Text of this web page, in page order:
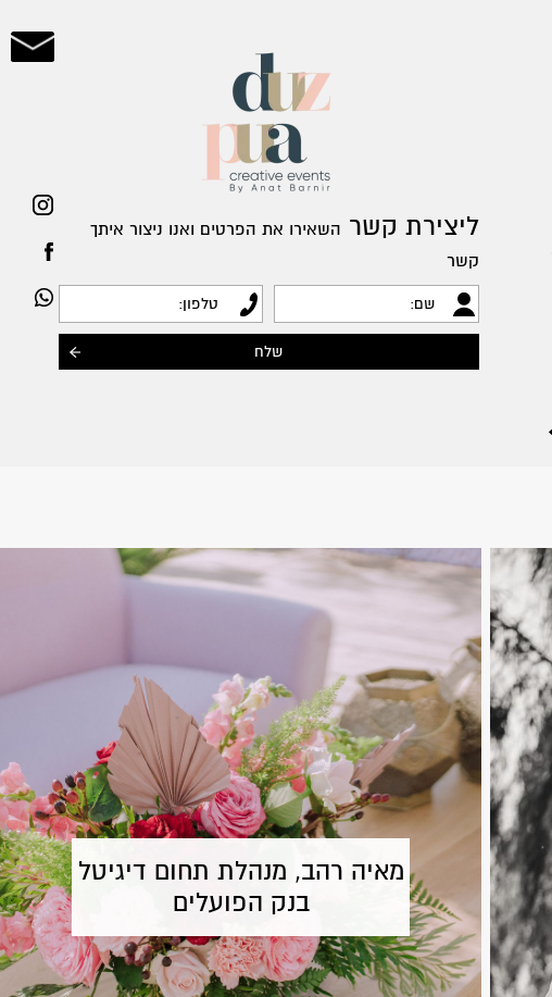
ליצירת קשר השאירו את הפרטים ואנו ניצור איתך
קשר
מאיה רהב, מנהלת תחום דיגיטל
בנק הפועלים